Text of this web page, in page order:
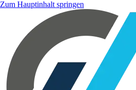
Zum Hauptinhalt springen